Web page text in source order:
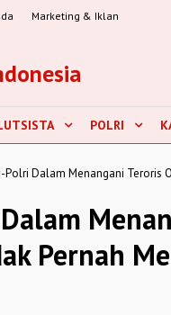
Marketing & Iklan
POLRI
Polri Dalam Menangani Teroris
Pernah